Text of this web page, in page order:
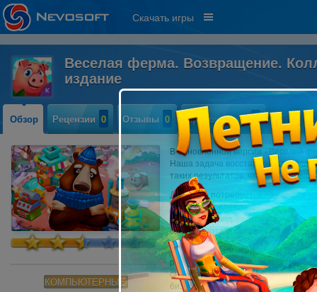
Скачать игры
Веселая ферма. Возвращение.
издание
Обзор Рецензии 0 Отзывы 0 Прохождение 0
КОМПЬЮТЕРНЫЕ
В обновленной версии «Веселой
Наша задача восстановить и
таких результатов, чтобы оно
Для этого потребуется научиться
на восстановление фермы и
разбить огород, построить
собаку и кота собственным жильем.
В новой игре 90 основных и 20
разводить животных, каждое
сможете получить ингредиент
бизнес растет!